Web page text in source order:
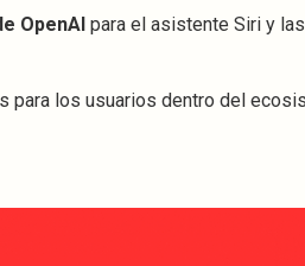
OpenAI para el asistente Siri y las
para los usuarios dentro del